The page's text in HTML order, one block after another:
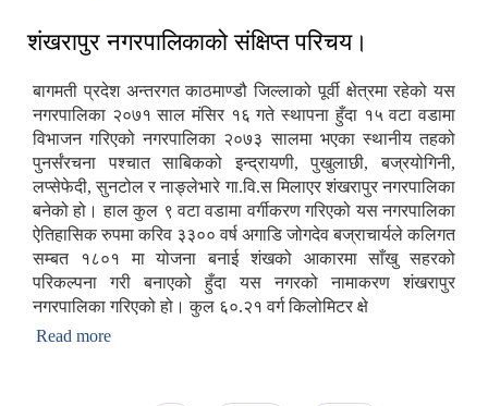
शंखरापुर नगरपालिकाको संक्षिप्त परिचय।
बागमती प्रदेश अन्तरगत काठमाण्डौ जिल्लाको पूर्वी क्षेत्रमा रहेको यस
नगरपालिका २०७१ साल मंसिर १६ गते स्थापना हुँदा १५ वटा वडामा
विभाजन गरिएको नगरपालिका २०७३ सालमा भएका स्थानीय तहको
पुनर्संरचना पश्चात साबिकको इन्द्रायणी, पुखुलाछी, बज्रयोगिनी,
लप्सेफेदी, सुनटोल र नाङ्लेभारे गा.वि.स मिलाएर शंखरापुर नगरपालिका
बनेको हो। हाल कुल ९ वटा वडामा वर्गीकरण गरिएको यस नगरपालिका
ऐतिहासिक रुपमा करिव ३३०० वर्ष अगाडि जोगदेव बज्राचार्यले कलिगत
सम्बत १८०१ मा योजना बनाई शंखको आकारमा साँखु सहरको
परिकल्पना गरी बनाएको हुँदा यस नगरको नामाकरण शंखरापुर
नगरपालिका गरिएको हो। कुल ६०.२१ वर्ग किलोमिटर क्षे
Read more